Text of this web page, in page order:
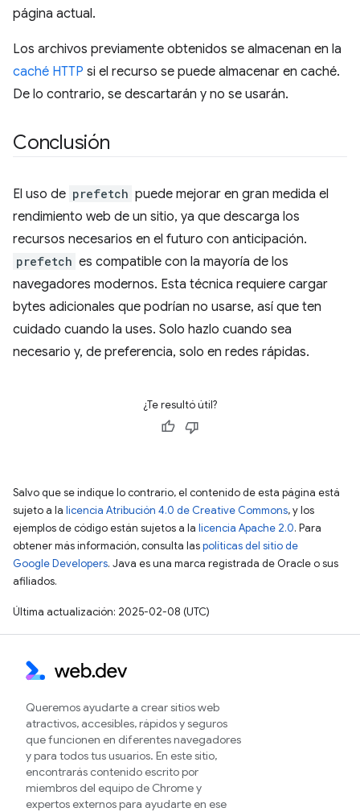
página actual.
Los archivos previamente obtenidos se almacenan en la
caché HTTP si el recurso se puede almacenar en caché.
De lo contrario, se descartarán y no se usarán.
Conclusión
El uso de prefetch puede mejorar en gran medida el
rendimiento web de un sitio, ya que descarga los
recursos necesarios en el futuro con anticipación.
prefetch es compatible con la mayoría de los
navegadores modernos. Esta técnica requiere cargar
bytes adicionales que podrían no usarse, así que ten
cuidado cuando la uses. Solo hazlo cuando sea
necesario y, de preferencia, solo en redes rápidas.
¿Te resultó útil?
Salvo que se indique lo contrario, el contenido de esta página está
sujeto a la licencia Atribución 4.0 de Creative Commons, y los
ejemplos de código están sujetos a la licencia Apache 2.0. Para
obtener más información, consulta laspolíticas del sitio de
Google Developers. Java es una marca registrada de Oracle o sus
afiliados.
Última actualización: 2025-02-08 (UTC)
Queremos ayudarte a crear sitios web
atractivos, accesibles, rápidos y seguros
que funcionen en diferentes navegadores
y para todos tus usuarios. En este sitio,
encontrarás contenido escrito por
miembros del equipo de Chrome y
expertos externos para ayudarte en ese